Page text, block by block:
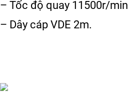
– Tốc độ quay 11500r/min
– Dây cáp VDE 2m.